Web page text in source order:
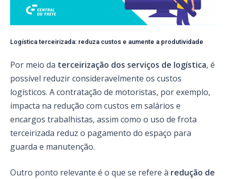
Logística terceirizada: reduza custos e aumente a produtividade
Por meio da terceirização dos serviços de logística, é
possível reduzir consideravelmente os custos
logísticos. A contratação de motoristas, por exemplo,
impacta na redução com custos em salários e
encargos trabalhistas, assim como o uso de frota
terceirizada reduz o pagamento do espaço para
guarda e manutenção.
Outro ponto relevante é o que se refere à redução de